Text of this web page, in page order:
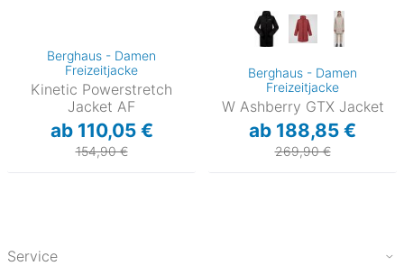
Berghaus - Damen
Freizeitjacke
Kinetic Powerstretch
Jacket AF
ab 110,05 €
154,90 €
Berghaus - Damen
Freizeitjacke
W Ashberry GTX Jacket
ab 188,85 €
269,90 €
Service